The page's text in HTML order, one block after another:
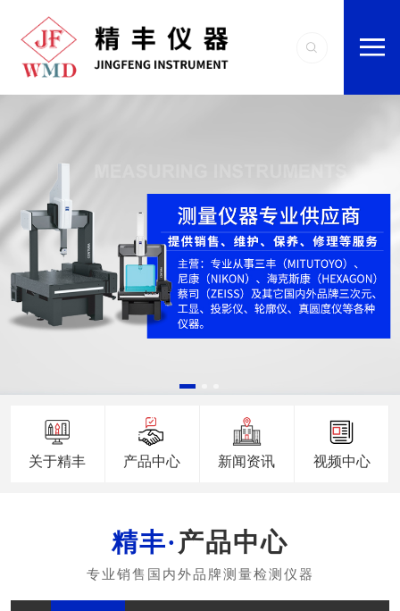
关于精丰 产品中心 新闻资讯 视频中心
产品中心